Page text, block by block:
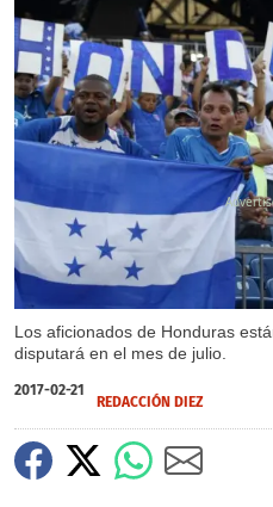
Los aficionados de Honduras
disputará en el mes de julio.
2017-02-21
REDACCIÓN DIEZ